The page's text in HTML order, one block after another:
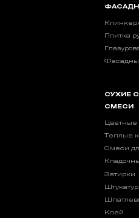
Плитка
СУХИЕ
СМЕСИ
Цветные
Теплые
Смеси
Затирки
Клей